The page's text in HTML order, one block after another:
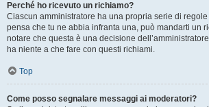
Perché ho ricevuto un richiamo?
Ciascun amministratore ha una propria serie di
pensa che tu ne abbia infranta una, può mandarti un
notare che questa è una decisione
ha niente a che fare con questi richiami.
Top
Come posso segnalare messaggi ai moderatori?